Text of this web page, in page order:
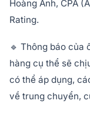
Hoàng Anh, CPA
Rating.
🔹 Thông báo của
hàng cụ thể sẽ
có thể áp dụng,
về trung chuyển,